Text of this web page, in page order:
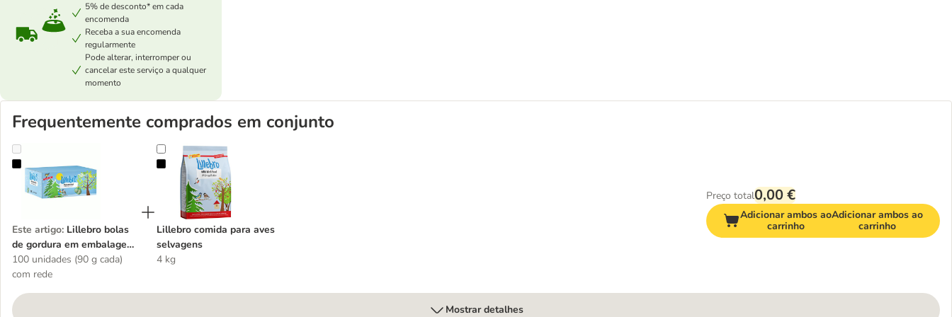
5% de desconto* em cada
encomenda
Receba a sua encomenda
regularmente
Pode alterar, interromper ou
cancelar este serviço a qualquer
momento
Frequentemente comprados em conjunto
Lillebro bolas de gordura em embalagem de cartão
Este artigo: Lillebro bolas
de gordura em embalagem
de cartão
100 unidades (90 g cada)
com rede
Lillebro comida para aves selvagens
Lillebro comida para aves
selvagens
4 kg
Preço total0,00 €
Adicionar ambos ao
carrinho
Adicionar ambos ao
carrinho
Mostrar detalhes